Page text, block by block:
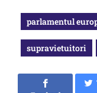
parlamentul
supravietuitori